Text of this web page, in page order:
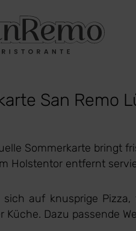
San Remo
Sommerkarte bringt
Holstentor entfernt
sich auf knusprige
Küche. Dazu passende